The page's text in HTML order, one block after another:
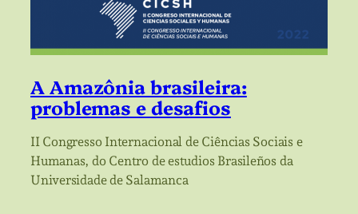
A Amazônia brasileira:
problemas e desafios
II Congresso Internacional de Ciências Sociais e
Humanas, do Centro de estudios Brasileños da
Universidade de Salamanca